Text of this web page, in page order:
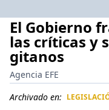
El Gobierno
las críticas y
gitanos
Agencia EFE
Archivado en: